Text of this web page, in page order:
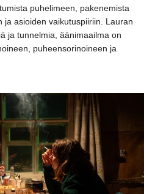
puhelimeen, pakenemista
ja asioiden vaikutuspiiriin. Lauran
ja tunnelmia, äänimaailma on
puheensorinoineen ja